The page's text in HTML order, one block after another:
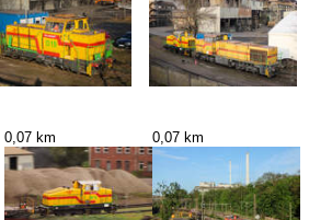
0,07 km 0,07 km